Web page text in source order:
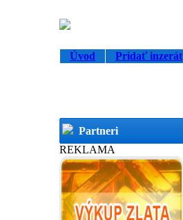
Úvod Pridať inzerát
Partneri
REKLAMA